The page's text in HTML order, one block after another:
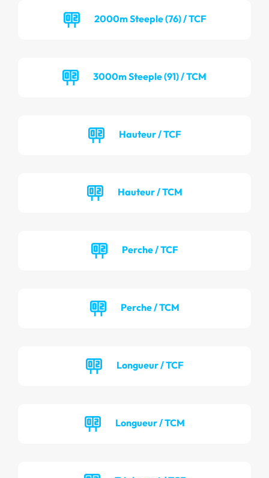
2000m Steeple (76) / TCF
3000m Steeple (91) / TCM
Hauteur / TCF
Hauteur / TCM
Perche / TCF
Perche / TCM
Longueur / TCF
Longueur / TCM